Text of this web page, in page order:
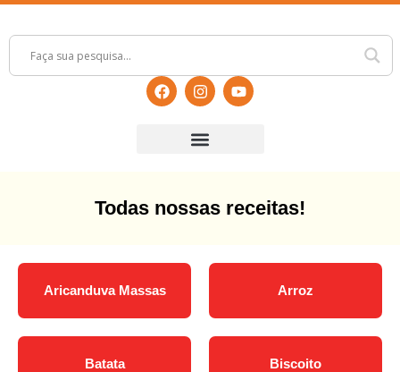
Todas nossas receitas!
Aricanduva Massas Arroz
Batata Biscoito